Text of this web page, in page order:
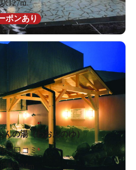
127m
ポンあり
の湯（わおんのゆ）
の口コミ
駅394m